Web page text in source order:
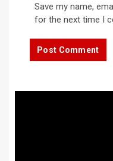
Save my name,
for the next time I